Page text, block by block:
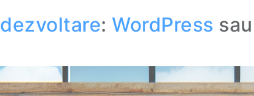
dezvoltare: WordPress sau